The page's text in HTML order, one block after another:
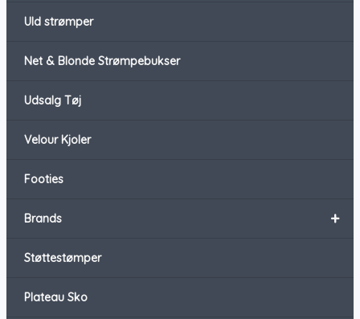
Uld strømper
Net & Blonde Strømpebukser
Udsalg Tøj
Velour Kjoler
Footies
+
Brands
Støttestømper
Plateau Sko